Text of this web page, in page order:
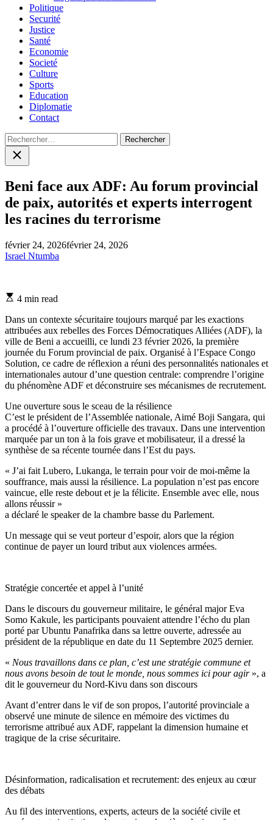
Politique
Securité
Justice
Santé
Economie
Societé
Culture
Sports
Education
Diplomatie
Contact
Rechercher :
Close
search
Beni face aux ADF: Au forum provincial
de paix, autorités et experts interrogent
les racines du terrorisme
février 24, 2026février 24, 2026
Israel Ntumba
Estimated
time
4 min read
Dans un contexte sécuritaire toujours marqué par les exactions
attribuées aux rebelles des Forces Démocratiques Alliées (ADF), la
ville de Beni a accueilli, ce lundi 23 février 2026, la première
journée du Forum provincial de paix. Organisé à l’Espace Congo
Solution, ce cadre de réflexion a réuni des personnalités nationales et
internationales autour d’une question centrale: comprendre l’origine
du phénomène ADF et déconstruire ses mécanismes de recrutement.
Une ouverture sous le sceau de la résilience
C’est le président de l’Assemblée nationale, Aimé Boji Sangara, qui
a procédé à l’ouverture officielle des travaux. Dans une intervention
marquée par un ton à la fois grave et mobilisateur, il a dressé la
synthèse de sa récente tournée dans l’Est du pays.
« J’ai fait Lubero, Lukanga, le terrain pour voir de moi-même la
souffrance, mais aussi la résilience. La population n’est pas encore
vaincue, elle reste debout et je la félicite. Ensemble avec elle, nous
allons réussir »
a déclaré le speaker de la chambre basse du Parlement.
Un message qui se veut porteur d’espoir, alors que la région
continue de payer un lourd tribut aux violences armées.
Stratégie concertée et appel à l’unité
Dans le discours du gouverneur militaire, le général major Eva
Somo Kakule, les participants pouvaient attendre l’écho du plan
porté par Ubuntu Panafrika dans sa lettre ouverte, adressée au
président de la république en date du 11 Septembre 2025 dernier.
« Nous travaillons dans ce plan, c’est une stratégie commune et
nous avons besoin de tout le monde, nous sommes ici pour agir», a
dit le gouverneur du Nord-Kivu dans son discours
Avant d’entrer dans le vif de son propos, l’autorité provinciale a
observé une minute de silence en mémoire des victimes du
terrorisme attribué aux ADF, rappelant la dimension humaine et
tragique de la crise sécuritaire.
Désinformation, radicalisation et recrutement: des enjeux au cœur
des débats
Au fil des interventions, experts, acteurs de la société civile et